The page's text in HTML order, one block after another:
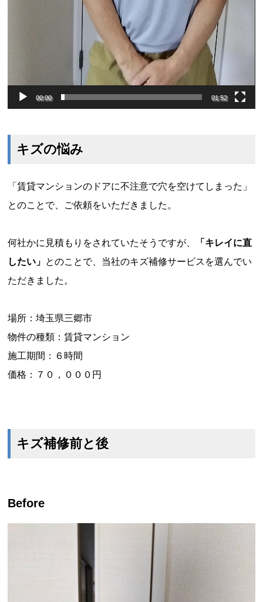
00:00 01:52
キズの悩み
「賃貸マンションのドアに不注意で穴を空けてしまった」
とのことで、ご依頼をいただきました。
何社かに見積もりをされていたそうですが、
「キレイに直
したい」 とのことで、当社のキズ補修サービスを選んでい
ただきました。
場所：埼玉県三郷市
物件の種類：賃貸マンション
施工期間：６時間
価格：７０，０００円
キズ補修前と後
Before